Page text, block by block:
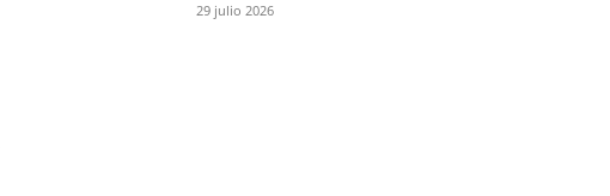
29 julio 2026